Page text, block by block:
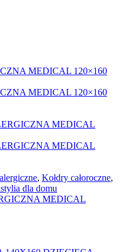
, Kołdry całoroczne,
dla domu
MEDICAL